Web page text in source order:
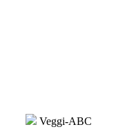
Veggi-ABC